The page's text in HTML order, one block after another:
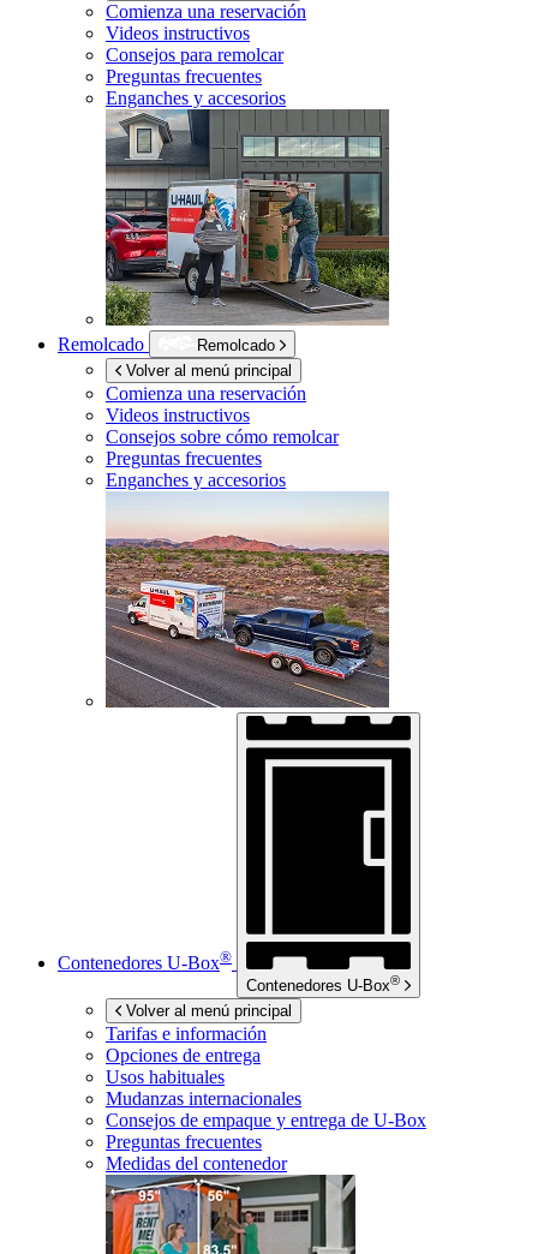
Comienza una reservación
Videos instructivos
Consejos para remolcar
Preguntas frecuentes
Enganches y accesorios
Remolcado
Remolcado
Volver al menú principal
Comienza una reservación
Videos instructivos
Consejos sobre cómo remolcar
Preguntas frecuentes
Enganches y accesorios
Contenedores U-Box®
Contenedores U-Box®
Volver al menú principal
Tarifas e información
Opciones de entrega
Usos habituales
Mudanzas internacionales
Consejos de empaque y entrega de U-Box
Preguntas frecuentes
Medidas del contenedor